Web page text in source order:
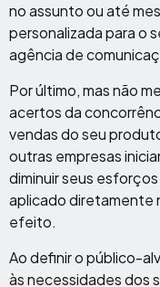
no assunto ou até
personalizada para o
agência de
Por último, mas não
acertos da
vendas do seu
outras empresas
diminuir seus
aplicado diretamente
efeito.
Ao definir o público-
às necessidades dos